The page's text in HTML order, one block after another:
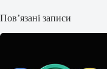
Пов’язані записи